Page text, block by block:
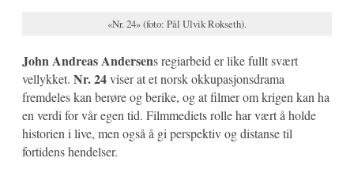
«Nr. 24» (foto: Pål Ulvik Rokseth).
John Andreas Andersens regiarbeid er like fullt svært
vellykket. Nr. 24viser at et norsk okkupasjonsdrama
fremdeles kan berøre og berike, og at filmer om krigen kan ha
en verdi for vår egen tid. Filmmediets rolle har vært å holde
historien i live, men også å gi perspektiv og distanse til
fortidens hendelser.